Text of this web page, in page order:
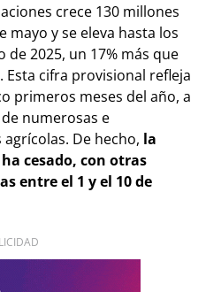
crece 130 millones
mayo y se eleva hasta los
2025, un 17% más que
Esta cifra provisional refleja
primeros meses del año, a
numerosas e
De hecho, la
cesado, con otras
entre el 1 y el 10 de